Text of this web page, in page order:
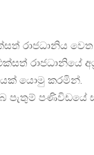
රාජධානිය
රාජධානියේ
යොමු කරමින්.
සුබ පැතුම්